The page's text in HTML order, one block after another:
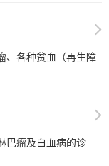
、各种贫血（再生障
巴瘤及白血病的诊